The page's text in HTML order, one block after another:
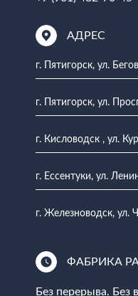
АДРЕС
г. Пятигорск, ул.
г. Пятигорск, ул.
г. Кисловодск , ул.
г. Ессентуки, ул.
г. Железноводск, ул.
ФАБРИКА
Без перерыва. Без